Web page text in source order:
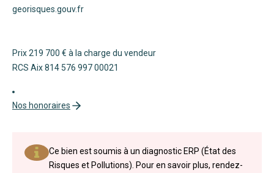
georisques.gouv.fr
Prix 219 700 € à la charge du vendeur
RCS Aix 814 576 997 00021
Nos honoraires
Ce bien est soumis à un diagnostic ERP (État des
Risques et Pollutions). Pour en savoir plus, rendez-